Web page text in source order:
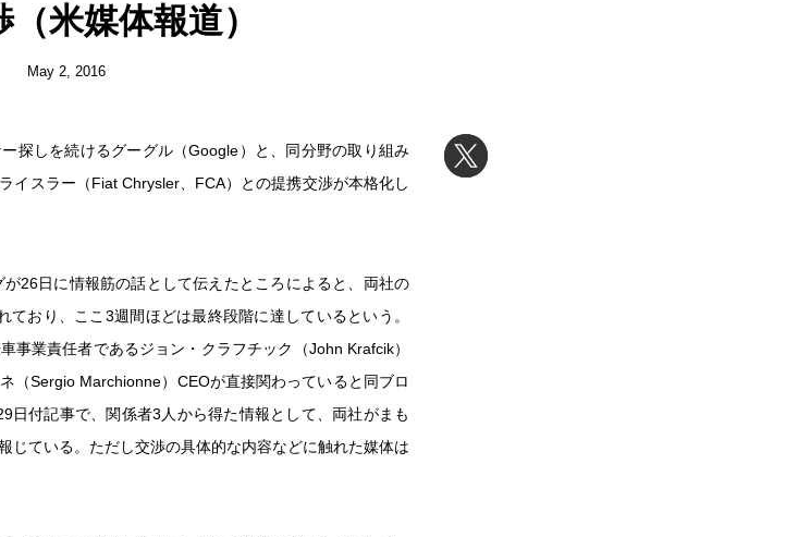
米媒体報道）
May 2, 2016
探しを続けるグーグル（Google）と、同分野の取り組み
イスラー（Fiat Chrysler、FCA）との提携交渉が本格化し
26日に情報筋の話として伝えたところによると、両社の
おり、ここ3週間ほどは最終段階に達しているという。
事業責任者であるジョン・クラフチック（John Krafcik）
（Sergio Marchionne）CEOが直接関わっていると同ブロ
日付記事で、関係者3人から得た情報として、両社がまも
じている。ただし交渉の具体的な内容などに触れた媒体は